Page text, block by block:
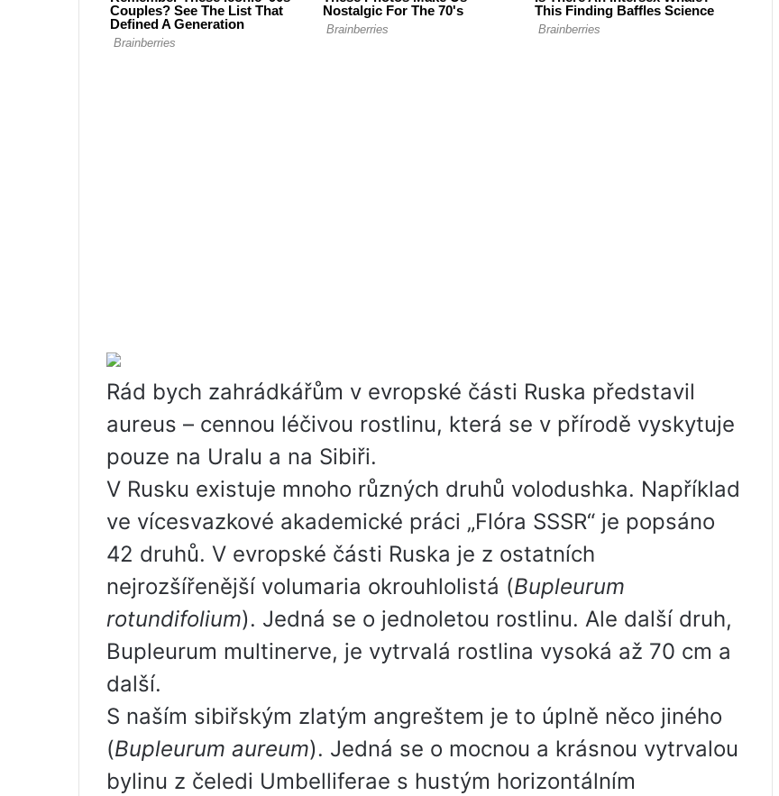
Rád bych zahrádkářům v evropské části Ruska představil
aureus – cennou léčivou rostlinu, která se v přírodě vyskytuje
pouze na Uralu a na Sibiři.
V Rusku existuje mnoho různých druhů volodushka. Například
ve vícesvazkové akademické práci „Flóra SSSR“ je popsáno
42 druhů. V evropské části Ruska je z ostatních
nejrozšířenější volumaria okrouhlolistá (Bupleurum
rotundifolium). Jedná se o jednoletou rostlinu. Ale další druh,
Bupleurum multinerve, je vytrvalá rostlina vysoká až 70 cm a
další.
S naším sibiřským zlatým angreštem je to úplně něco jiného
(Bupleurum aureum). Jedná se o mocnou a krásnou vytrvalou
bylinu z čeledi Umbelliferae s hustým horizontálním